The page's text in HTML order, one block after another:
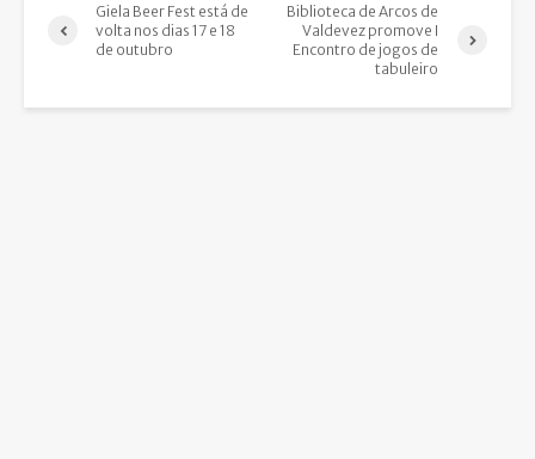
Giela Beer Fest está de
volta nos dias 17 e 18
de outubro
Biblioteca de Arcos de
Valdevez promove I
Encontro de jogos de
tabuleiro